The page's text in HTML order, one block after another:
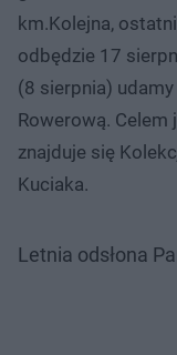
km.Kolejna,
odbędzie 17
(8 sierpnia)
Rowerową. Celem
znajduje się
Kuciaka.
Letnia odsłona